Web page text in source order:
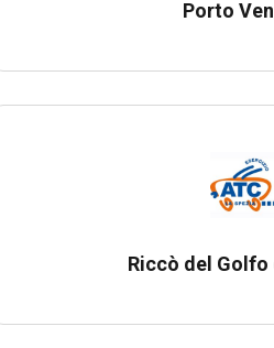
Porto
Riccò del Golfo